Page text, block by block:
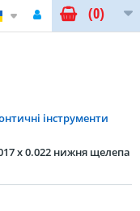
(0)
інструменти
x 0.022 нижня щелепа